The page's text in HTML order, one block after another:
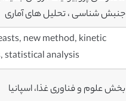
جنبش شناسی ، تحلیل های آماری
new method, kinetic
statistical analysis
بخش علوم و فناوری غذا، اسپانیا